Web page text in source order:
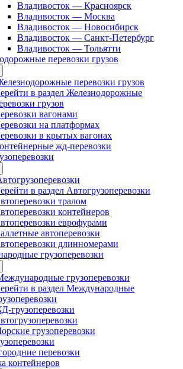
Владивосток — Красноярск
Владивосток — Москва
Владивосток — Новосибирск
Владивосток — Санкт-Петербург
Владивосток — Тольятти
перевозки грузов
перевозки грузов
в раздел Железнодорожные
грузов
вагонами
на платформах
в крытых вагонах
жд-перевозки
в раздел Автогрузоперевозки
тралом
контейнеров
еврофурами
автоперевозки
длинномерами
грузоперевозки
грузоперевозки
в раздел Международные
грузоперевозки
грузоперевозки
перевозки
контейнеров